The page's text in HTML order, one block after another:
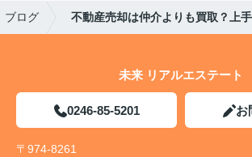
ブログ 不動産売却は仲介よりも買取？上
未来 リアルエステート
0246-85-5201 お
〒974-8261